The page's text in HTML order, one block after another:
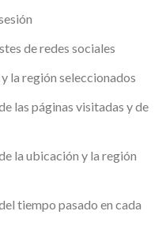
de redes sociales
la región seleccionados
las páginas visitadas y de
la ubicación y la región
tiempo pasado en cada